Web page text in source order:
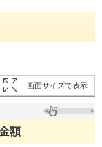
画面サイズで表示
額